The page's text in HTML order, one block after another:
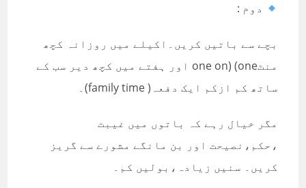
دوم :
بچے سے باتیں کریں۔اکیلے میں روزانہ کچھ
منٹone on) (one اور ہفتے میں کچھ دیر سب کے
ساتھ کم ازکم ایک دفعہ( family time)۔
مگر خیال رہے کہ باتوں میں غیبت
،حکم،نصیحت اور بن مانگے مشورے سے گریز
کریں۔ سنیں زیادہ،بولیں کم۔